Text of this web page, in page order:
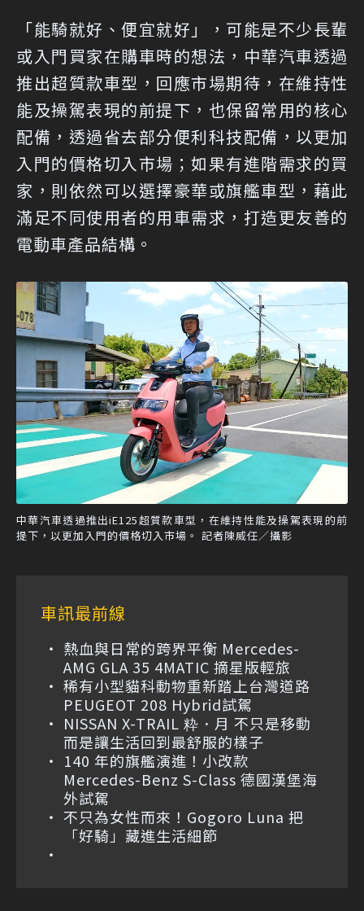
「能騎就好、便宜就好」，可能是不少長輩
或入門買家在購車時的想法，中華汽車透過
推出超質款車型，回應市場期待，在維持性
能及操駕表現的前提下，也保留常用的核心
配備，透過省去部分便利科技配備，以更加
入門的價格切入市場；如果有進階需求的買
家，則依然可以選擇豪華或旗艦車型，藉此
滿足不同使用者的用車需求，打造更友善的
電動車產品結構。
中華汽車透過推出iE125超質款車型，在維持性能及操駕表現的前
提下，以更加入門的價格切入市場。 記者陳威任／攝影
車訊最前線
熱血與日常的跨界平衡 Mercedes-
AMG GLA 35 4MATIC 摘星版輕旅
稀有小型貓科動物重新踏上台灣道路
PEUGEOT 208 Hybrid試駕
NISSAN X-TRAIL 粋．月 不只是移動
而是讓生活回到最舒服的樣子
140 年的旗艦演進！小改款
Mercedes-Benz S-Class 德國漢堡海
外試駕
不只為女性而來！Gogoro Luna 把
「好騎」藏進生活細節